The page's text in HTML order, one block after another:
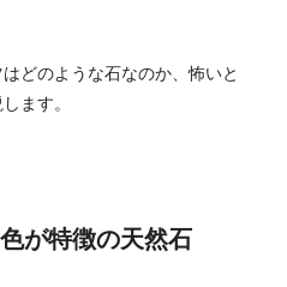
どのような石なのか、怖いと
ます。
が特徴の天然石